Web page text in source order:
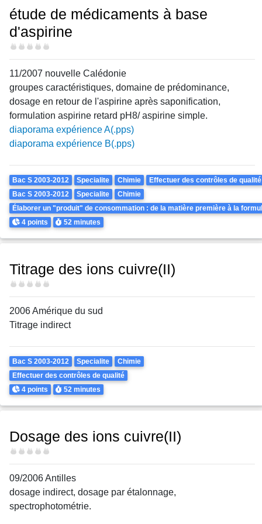
étude de médicaments à base
d'aspirine
Difficulté
11/2007 nouvelle Calédonie
groupes caractéristiques, domaine de prédominance,
dosage en retour de l'aspirine après saponification,
formulation aspirine retard pH8/ aspirine simple.
diaporama expérience A(.pps)
diaporama expérience B(.pps)
Theme
Bac S 2003-2012 Specialite Chimie
Effectuer des contrôles de qualité
Bac S 2003-2012
Specialite
Chimie
Élaborer un "produit" de consommation : de la matière première à la
Points
4 points Durée
52 minutes
Titrage des ions cuivre(II)
Difficulté
2006 Amérique du sud
Titrage indirect
Theme
Bac S 2003-2012 Specialite
Chimie
Effectuer des contrôles de qualité
Points
4 points Durée
52 minutes
Dosage des ions cuivre(II)
Difficulté
09/2006 Antilles
dosage indirect, dosage par étalonnage,
spectrophotométrie.